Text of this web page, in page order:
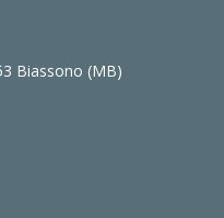
Biassono (MB)